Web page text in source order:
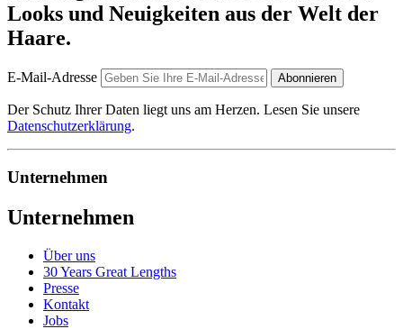
Looks und Neuigkeiten aus der Welt der
Haare.
E-Mail-Adresse Abonnieren
Der Schutz Ihrer Daten liegt uns am Herzen. Lesen Sie unsere
Datenschutzerklärung.
Unternehmen
Unternehmen
Über uns
30 Years Great Lengths
Presse
Kontakt
Jobs